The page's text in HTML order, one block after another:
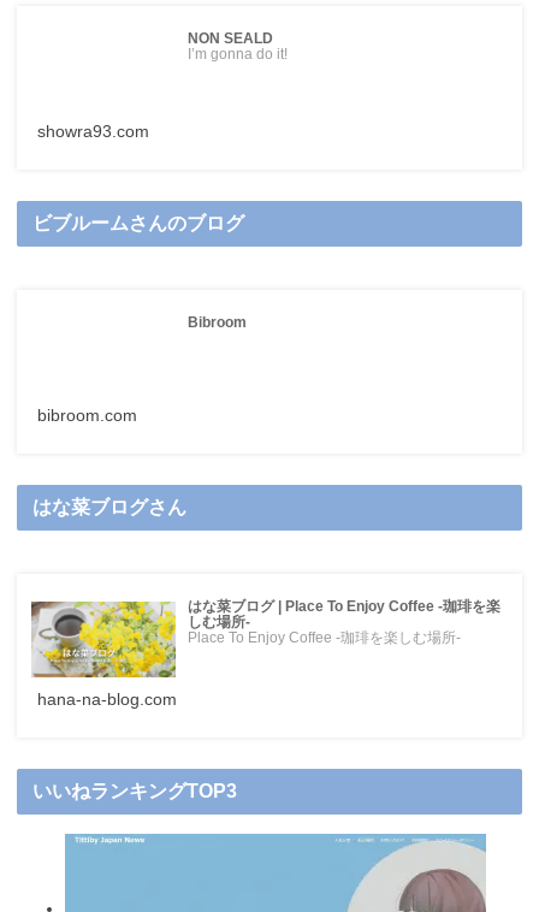
NON SEALD
I’m gonna do it!
showra93.com
ビブルームさんのブログ
Bibroom
bibroom.com
はな菜ブログさん
はな菜ブログ | Place To Enjoy Coffee -珈琲を楽
しむ場所-
Place To Enjoy Coffee -珈琲を楽しむ場所-
hana-na-blog.com
いいねランキングTOP3